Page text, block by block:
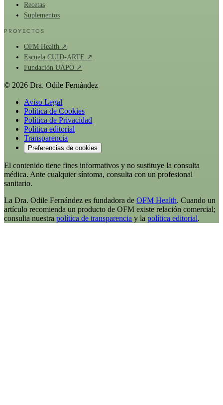
Recetas
Suplementos
PROYECTOS
OFM Health ↗
Escuela CUID-ARTE ↗
Fundación UAPO ↗
© 2026 Dra. Odile Fernández
Aviso Legal
Política de Cookies
Política de Privacidad
Política editorial
Transparencia
Preferencias de cookies
El contenido tiene fines informativos y no sustituye la consulta
médica. Ante cualquier síntoma, consulta con un profesional
sanitario.
La Dra. Odile Fernández es fundadora de OFM Health. Cuando un
artículo recomienda un producto de OFM existe relación comercial;
consulta nuestra política de transparencia y la política editorial.